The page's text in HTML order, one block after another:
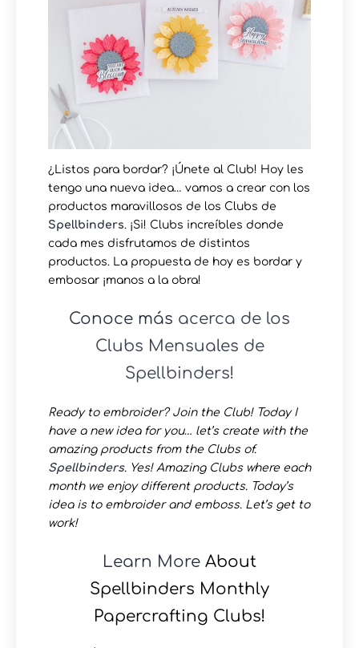
¿Listos para bordar? ¡Únete al Club! Hoy les
tengo una nueva idea… vamos a crear con los
productos maravillosos de los Clubs de
Spellbinders. ¡Si! Clubs increíbles donde
cada mes disfrutamos de distintos
productos. La propuesta de hoy es bordar y
embosar ¡manos a la obra!
Conoce más acerca de los
Clubs Mensuales de
Spellbinders!
Ready to embroider? Join the Club! Today I
have a new idea for you… let’s create with the
amazing products from the Clubs of.
Spellbinders. Yes! Amazing Clubs where each
month we enjoy different products. Today’s
idea is to embroider and emboss. Let’s get to
work!
Learn More About
Spellbinders Monthly
Papercrafting Clubs!